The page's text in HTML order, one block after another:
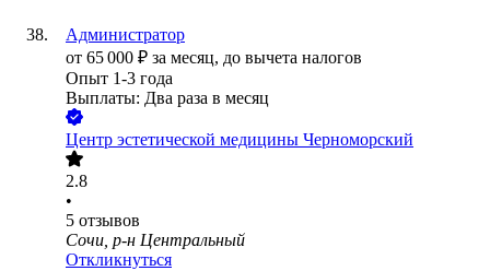
Администратор
от 65 000 ₽ за месяц, до вычета налогов
Опыт 1-3 года
Выплаты: Два раза в месяц
Центр эстетической медицины Черноморский
2.8
•
5 отзывов
Сочи, р-н Центральный
Откликнуться